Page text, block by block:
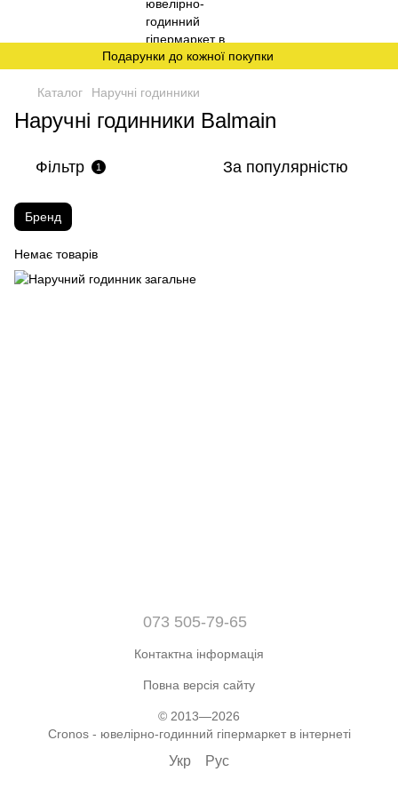
Подарунки до кожної покупки
Каталог Наручні годинники
Наручні годинники Balmain
Фільтр 1 За популярністю
Бренд
Немає товарів
073 505-79-65
Контактна інформація
Повна версія сайту
© 2013—2026
Cronos - ювелірно-годинний гіпермаркет в інтернеті
Укр Рус